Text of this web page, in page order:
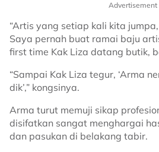
Advertisement
“Artis yang setiap kali kita
Saya pernah buat ramai baju
first time Kak Liza datang butik,
“Sampai Kak Liza tegur, ‘Arma
dik’,” kongsinya.
Arma turut memuji sikap
disifatkan sangat menghargai
dan pasukan di belakang tabir.